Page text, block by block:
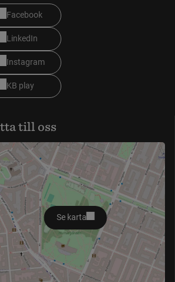
Facebook
LinkedIn
Instagram
KB play
till oss
Se karta
öppnas i nytt fönster